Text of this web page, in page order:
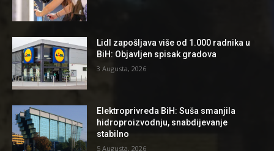
Lidl zapošljava više od 1.000 radnika u
BiH: Objavljen spisak gradova
3 Augusta, 2026
Elektroprivreda BiH: Suša smanjila
hidroproizvodnju, snabdijevanje
stabilno
5 Augusta, 2026